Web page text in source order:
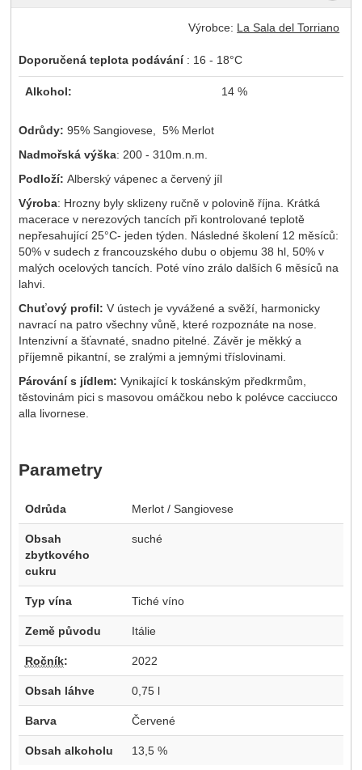
Výrobce: La Sala del Torriano
Doporučená teplota podávání : 16 - 18°C
Alkohol: 14 %
Odrůdy: 95% Sangiovese, 5% Merlot
Nadmořská výška: 200 - 310m.n.m.
Podloží: Alberský vápenec a červený jíl
Výroba: Hrozny byly sklizeny ručně v polovině října. Krátká
macerace v nerezových tancích při kontrolované teplotě
nepřesahující 25°C- jeden týden. Následné školení 12 měsíců:
50% v sudech z francouzského dubu o objemu 38 hl, 50% v
malých ocelových tancích. Poté víno zrálo dalších 6 měsíců na
lahvi.
Chuťový profil: V ústech je vyvážené a svěží, harmonicky
navrací na patro všechny vůně, které rozpoznáte na nose.
Intenzivní a šťavnaté, snadno pitelné. Závěr je měkký a
příjemně pikantní, se zralými a jemnými tříslovinami.
Párování s jídlem: Vynikající k toskánským předkrmům,
těstovinám pici s masovou omáčkou nebo k polévce cacciucco
alla livornese.
Parametry
Odrůda Merlot / Sangiovese
Obsah
zbytkového
cukru
suché
Typ vína Tiché víno
Země původu Itálie
Ročník: 2022
Obsah láhve 0,75 l
Barva Červené
Obsah alkoholu 13,5 %